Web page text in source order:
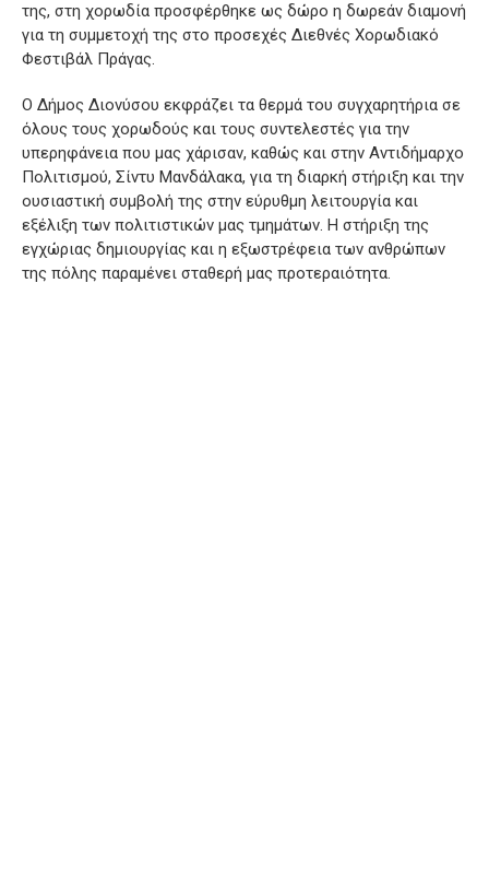
της, στη χορωδία προσφέρθηκε ως δώρο η δωρεάν διαμονή
για τη συμμετοχή της στο προσεχές Διεθνές Χορωδιακό
Φεστιβάλ Πράγας.
Ο Δήμος Διονύσου εκφράζει τα θερμά του συγχαρητήρια σε
όλους τους χορωδούς και τους συντελεστές για την
υπερηφάνεια που μας χάρισαν, καθώς και στην Αντιδήμαρχο
Πολιτισμού, Σίντυ Μανδάλακα, για τη διαρκή στήριξη και την
ουσιαστική συμβολή της στην εύρυθμη λειτουργία και
εξέλιξη των πολιτιστικών μας τμημάτων. Η στήριξη της
εγχώριας δημιουργίας και η εξωστρέφεια των ανθρώπων
της πόλης παραμένει σταθερή μας προτεραιότητα.